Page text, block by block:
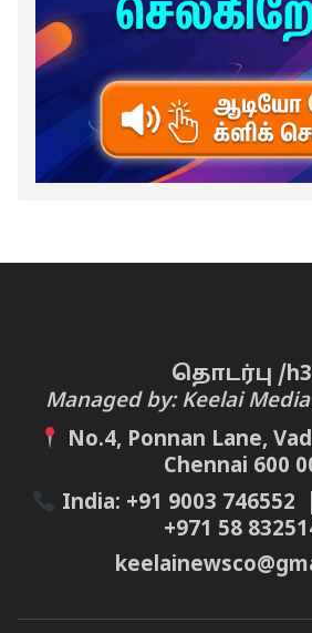
தொடர்பு /
Managed by: Keelai
No.4, Ponnan Lane,
Chennai 600
India: +91 9003 746552
+971 58